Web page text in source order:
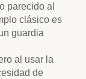
parecido al
clásico es
guardia
al usar la
de